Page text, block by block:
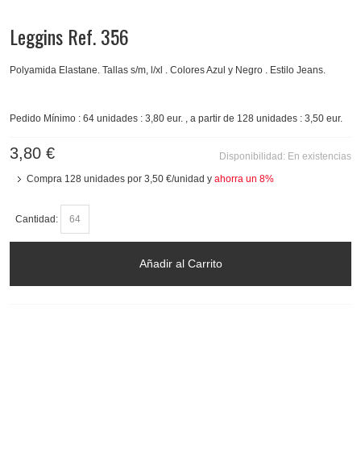
Leggins Ref. 356
Polyamida Elastane. Tallas s/m, l/xl . Colores Azul y Negro . Estilo Jeans.
Pedido Mínimo : 64 unidades : 3,80 eur. , a partir de 128 unidades : 3,50 eur.
Disponibilidad: En existencias
3,80 €
Compra 128 unidades por 3,50 €/unidad y ahorra un 8%
Cantidad:
Añadir al Carrito